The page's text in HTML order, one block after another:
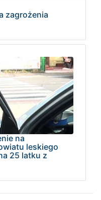
zagrożenia
na
leskiego
25 latku z